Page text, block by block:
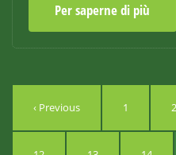
Per saperne di più
‹ Previous 1 2